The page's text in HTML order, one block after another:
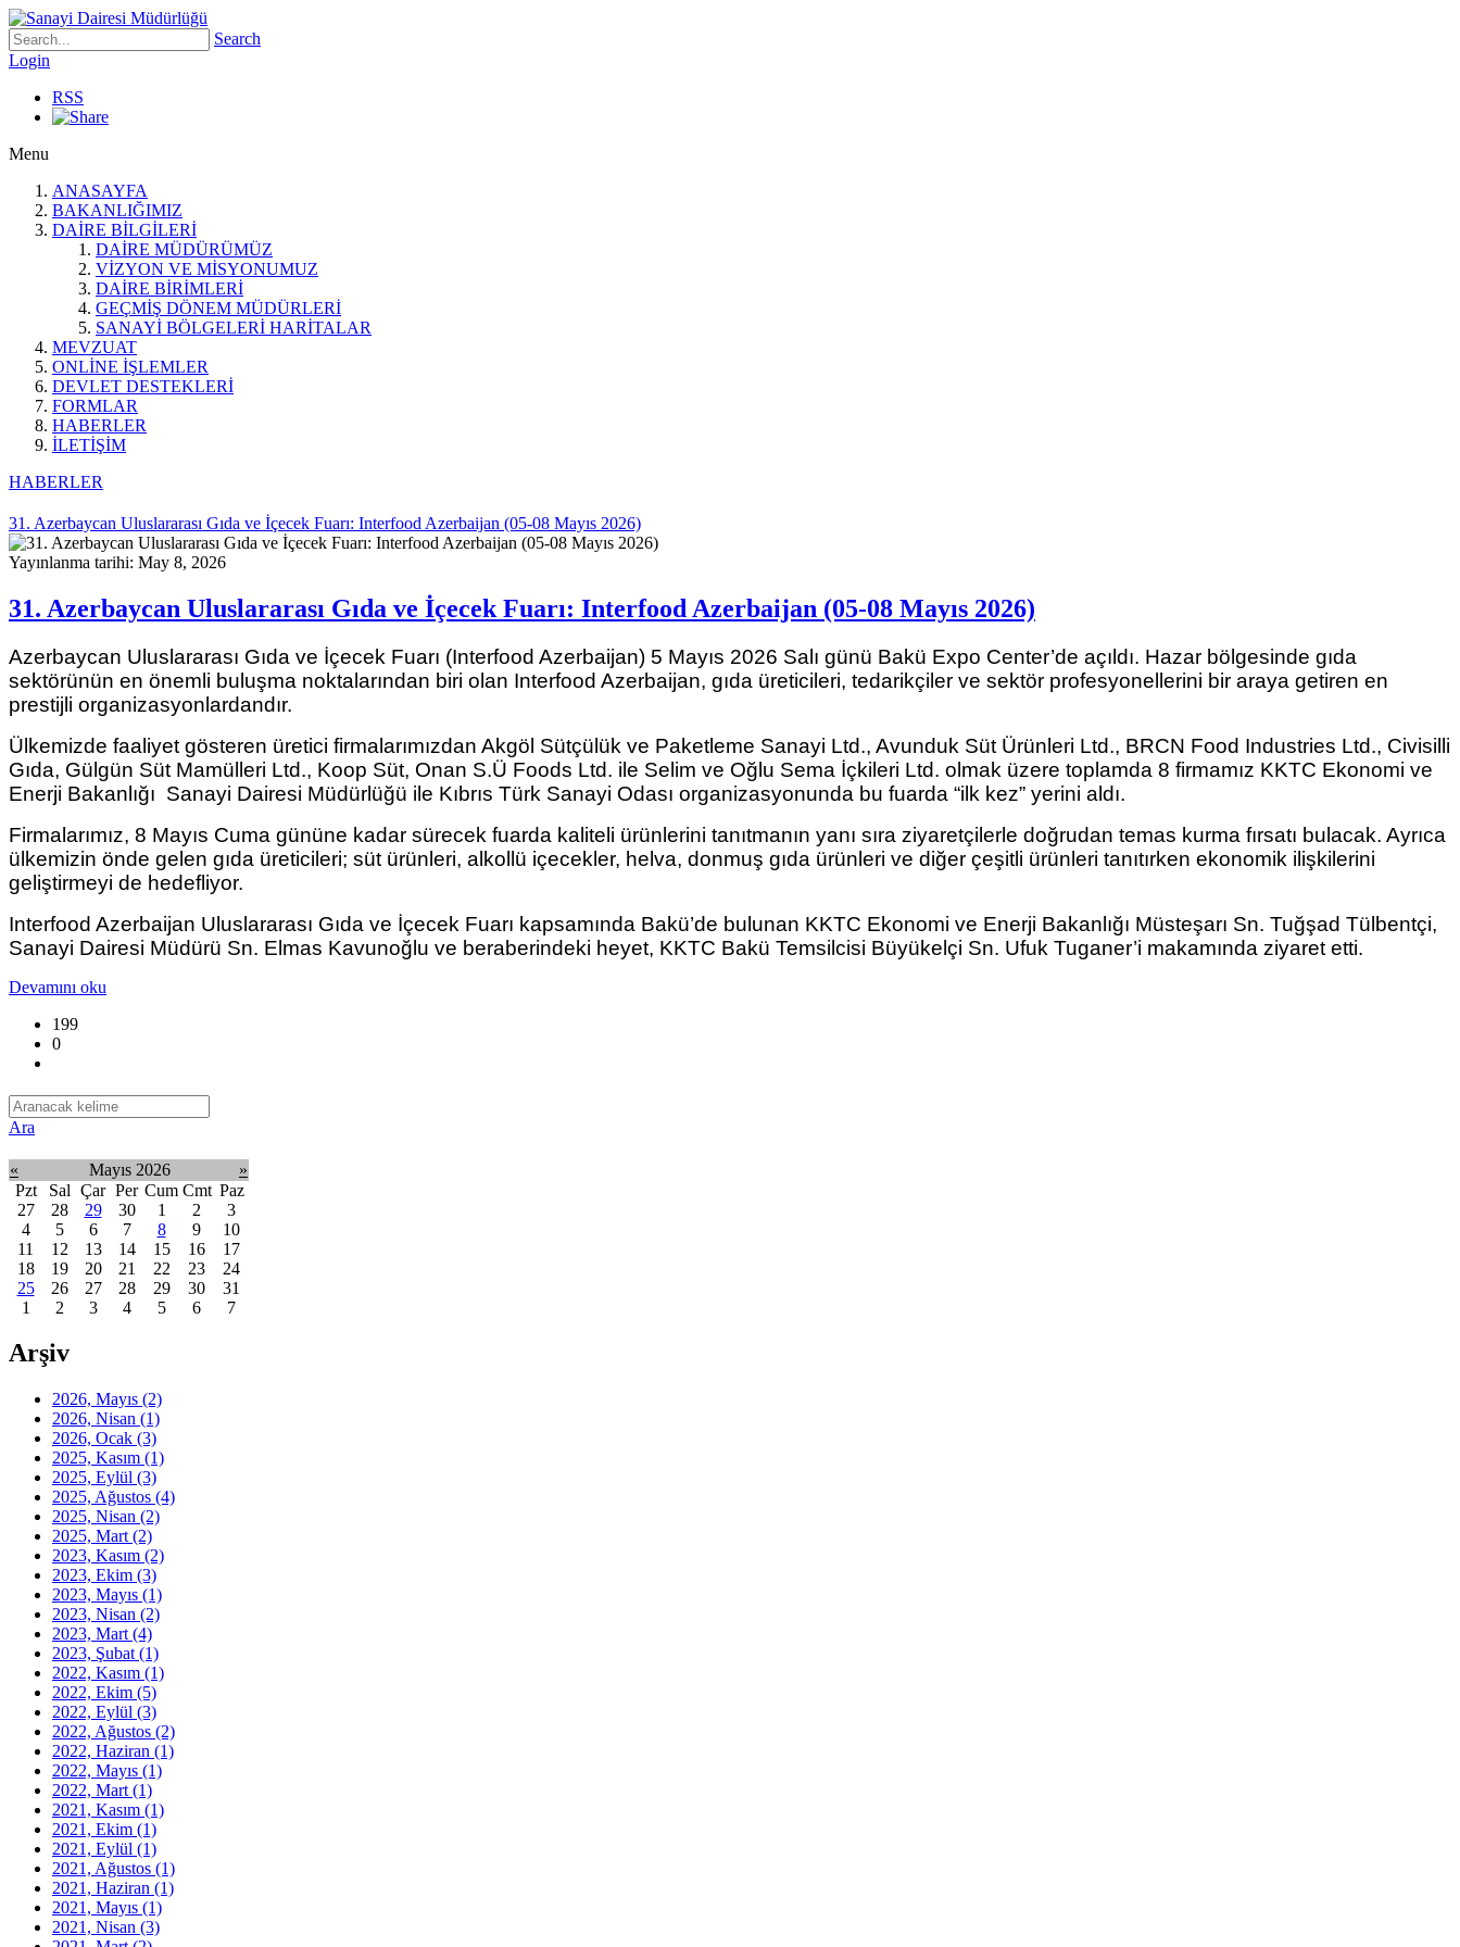
Search
Login
RSS
Menu
ANASAYFA
BAKANLIĞIMIZ
DAİRE BİLGİLERİ
DAİRE MÜDÜRÜMÜZ
VİZYON VE MİSYONUMUZ
DAİRE BİRİMLERİ
GEÇMİŞ DÖNEM MÜDÜRLERİ
SANAYİ BÖLGELERİ HARİTALAR
MEVZUAT
ONLİNE İŞLEMLER
DEVLET DESTEKLERİ
FORMLAR
HABERLER
İLETİŞİM
HABERLER
31. Azerbaycan Uluslararası Gıda ve İçecek Fuarı: Interfood Azerbaijan (05-08 Mayıs 2026)
Yayınlanma tarihi: May 8, 2026
31. Azerbaycan Uluslararası Gıda ve İçecek Fuarı: Interfood Azerbaijan (05-08 Mayıs 2026)
Azerbaycan Uluslararası Gıda ve İçecek Fuarı (Interfood Azerbaijan) 5 Mayıs 2026 Salı günü Bakü Expo Center’de açıldı. Hazar bölgesinde gıda
sektörünün en önemli buluşma noktalarından biri olan Interfood Azerbaijan, gıda üreticileri, tedarikçiler ve sektör profesyonellerini bir araya getiren en
prestijli organizasyonlardandır.
Ülkemizde faaliyet gösteren üretici firmalarımızdan Akgöl Sütçülük ve Paketleme Sanayi Ltd., Avunduk Süt Ürünleri Ltd., BRCN Food Industries Ltd., Civisilli
Gıda, Gülgün Süt Mamülleri Ltd., Koop Süt, Onan S.Ü Foods Ltd. ile Selim ve Oğlu Sema İçkileri Ltd. olmak üzere toplamda 8 firmamız KKTC Ekonomi ve
Enerji Bakanlığı Sanayi Dairesi Müdürlüğü ile Kıbrıs Türk Sanayi Odası organizasyonunda bu fuarda “ilk kez” yerini aldı.
Firmalarımız, 8 Mayıs Cuma gününe kadar sürecek fuarda kaliteli ürünlerini tanıtmanın yanı sıra ziyaretçilerle doğrudan temas kurma fırsatı bulacak. Ayrıca
ülkemizin önde gelen gıda üreticileri; süt ürünleri, alkollü içecekler, helva, donmuş gıda ürünleri ve diğer çeşitli ürünleri tanıtırken ekonomik ilişkilerini
geliştirmeyi de hedefliyor.
Interfood Azerbaijan Uluslararası Gıda ve İçecek Fuarı kapsamında Bakü’de bulunan KKTC Ekonomi ve Enerji Bakanlığı Müsteşarı Sn. Tuğşad Tülbentçi,
Sanayi Dairesi Müdürü Sn. Elmas Kavunoğlu ve beraberindeki heyet, KKTC Bakü Temsilcisi Büyükelçi Sn. Ufuk Tuganer’i makamında ziyaret etti.
Devamını oku
199
0
Ara
« Mayıs 2026
»
Pzt
Sal Çar Per Cum Cmt Paz
27
28 29 30 1 2
3
4
5 6 7 8 9
10
11
12 13 14 15 16
17
18
19 20 21 22 23
24
25
26 27 28 29 30
31
1
2 3 4 5 6 7
Arşiv
2026, Mayıs (2)
2026, Nisan (1)
2026, Ocak (3)
2025, Kasım (1)
2025, Eylül (3)
2025, Ağustos (4)
2025, Nisan (2)
2025, Mart (2)
2023, Kasım (2)
2023, Ekim (3)
2023, Mayıs (1)
2023, Nisan (2)
2023, Mart (4)
2023, Şubat (1)
2022, Kasım (1)
2022, Ekim (5)
2022, Eylül (3)
2022, Ağustos (2)
2022, Haziran (1)
2022, Mayıs (1)
2022, Mart (1)
2021, Kasım (1)
2021, Ekim (1)
2021, Eylül (1)
2021, Ağustos (1)
2021, Haziran (1)
2021, Mayıs (1)
2021, Nisan (3)